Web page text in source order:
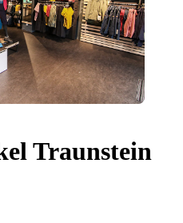
Traunstein